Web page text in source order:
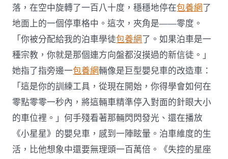
落，在空中旋轉了一百八十度，穩穩地停在包養網了
地面上的一個停車格中。這次，夾角是——零度。
「你被分配給我的泊車學徒包養網了。如果泊車是一
種宗教，你就是那個連方向盤都沒摸過的新信徒。」
她指了指旁邊一包養網輛像是巨型嬰兒車的改造車：
「這是你的訓練工具，從現在開始，你得學會如何在
零點零零一秒內，將這輛車精準停入對面的針眼大小
的車位裡。」何手殘看著那輛閃閃發光、還在播放
《小星星》的嬰兒車，感到一陣眩暈。泊車維度的生
活，比他想象中還要無理頭一百萬倍。《失控的星座